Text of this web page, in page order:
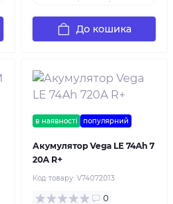
До кошика
в наявності популярний
Акумулятор Vega LE 74Ah 7
20A R+
Код товару: V74072013
0